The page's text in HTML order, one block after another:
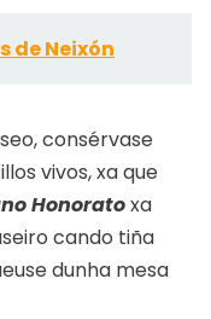
de Neixón
consérvase
vivos, xa que
Honoratoxa
cando tiña
dunha mesa